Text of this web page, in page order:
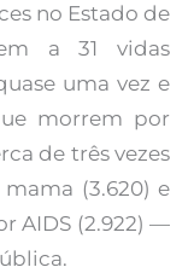
no Estado de
a 31 vidas
uma vez e
morrem por
de três vezes
(3.620) e
AIDS (2.922) —